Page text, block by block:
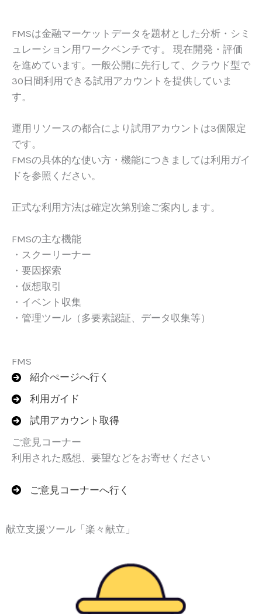
FMSは金融マーケットデータを題材とした分析・シミ
ュレーション用ワークベンチです。 現在開発・評価
を進めています。一般公開に先行して、クラウド型で
30日間利用できる試用アカウントを提供していま
す。
運用リソースの都合により試用アカウントは3個限定
です。
FMSの具体的な使い方・機能につきましては利用ガイ
ドを参照ください。
正式な利用方法は確定次第別途ご案内します。
FMSの主な機能
・スクーリーナー
・要因探索
・仮想取引
・イベント収集
・管理ツール（多要素認証、データ収集等）
FMS
紹介ぺージへ行く
利用ガイド
試用アカウント取得
ご意見コーナー
利用された感想、要望などをお寄せください
ご意見コーナーへ行く
献立支援ツール「楽々献立」